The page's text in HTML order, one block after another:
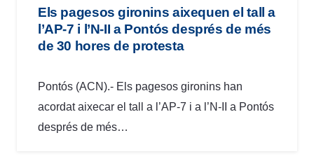
Els pagesos gironins aixequen el tall a
l’AP-7 i l’N-II a Pontós després de més
de 30 hores de protesta
Pontós (ACN).- Els pagesos gironins han
acordat aixecar el tall a l’AP-7 i a l’N-II a Pontós
després de més…